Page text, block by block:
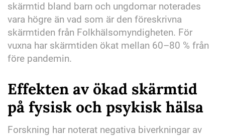
skärmtid bland barn och ungdomar noterades
vara högre än vad som är den föreskrivna
skärmtiden från Folkhälsomyndigheten. För
vuxna har skärmtiden ökat mellan 60–80 % från
före pandemin.
Effekten av ökad skärmtid
på fysisk och psykisk hälsa
Forskning har noterat negativa biverkningar av